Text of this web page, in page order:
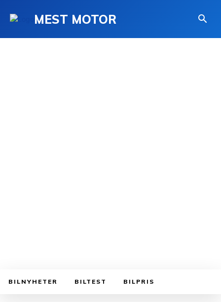
MEST MOTOR
BILNYHETER BILTEST BILPRIS